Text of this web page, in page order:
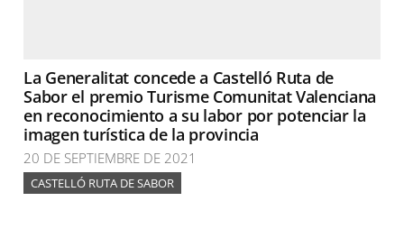
La Generalitat concede a Castelló Ruta de
Sabor el premio Turisme Comunitat Valenciana
en reconocimiento a su labor por potenciar la
imagen turística de la provincia
20 DE SEPTIEMBRE DE 2021
CASTELLÓ RUTA DE SABOR